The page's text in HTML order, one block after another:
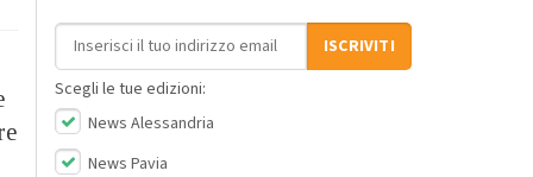
Indirizzo email
ISCRIVITI
Scegli le tue edizioni:
News Alessandria
News Pavia